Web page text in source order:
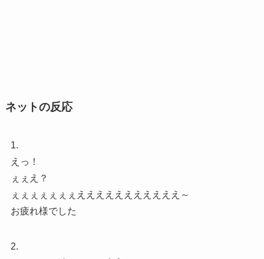
ネットの反応
1.
えっ！
ぇぇえ？
ぇぇぇぇぇぇぇえええええええええええ～
お疲れ様でした
2.